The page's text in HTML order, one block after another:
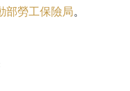
部勞工保險局。